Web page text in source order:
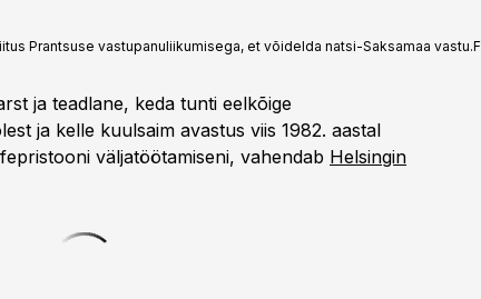
Prantsuse vastupanuliikumisega, et võidelda natsi-Saksamaa vastu.
ja teadlane, keda tunti eelkõige
ja kelle kuulsaim avastus viis 1982. aastal
väljatöötamiseni, vahendab Helsingin